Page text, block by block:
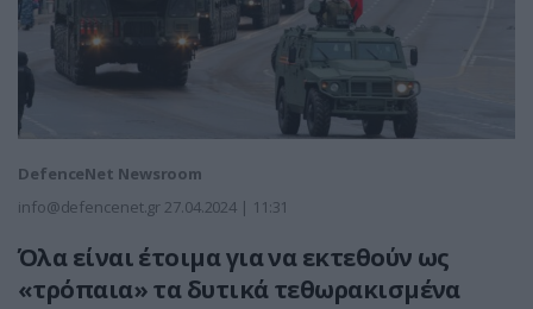
DefenceNet Newsroom
info@defencenet.gr 27.04.2024 | 11:31
Όλα είναι έτοιμα για να εκτεθούν ως
«τρόπαια» τα δυτικά τεθωρακισμένα